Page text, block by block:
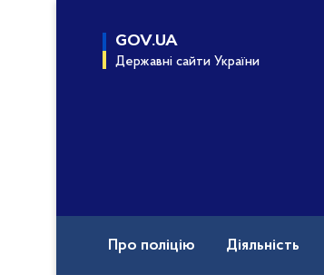
GOV.UA
Державні сайти України
Про поліцію Діяльність